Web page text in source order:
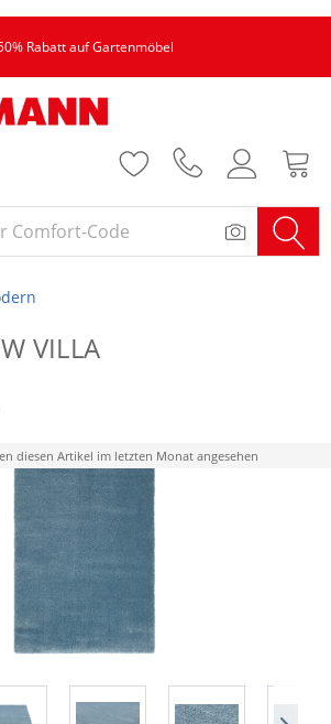
Rabatt auf Gartenmöbel
VILLA
diesen Artikel im letzten Monat angesehen